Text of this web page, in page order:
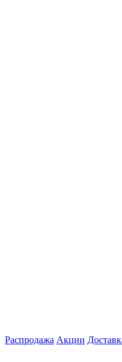
Распродажа Акции